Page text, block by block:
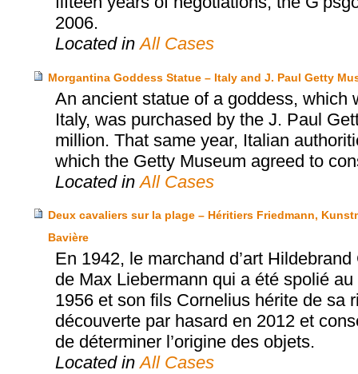
2006.
Located inAll Cases
Morgantina Goddess Statue – Italy and J. Paul Getty
An ancient statue of a goddess,
Italy, was purchased by the J. Paul
million. That same year, Italian
which the Getty Museum agreed to
Located inAll Cases
Deux cavaliers sur la plage – Héritiers Friedmann,
Bavière
En 1942, le marchand d’art
de Max Liebermann qui a été spolié
1956 et son fils Cornelius hérite de sa
découverte par hasard en 2012 et
de déterminer l’origine des objets.
Located inAll Cases